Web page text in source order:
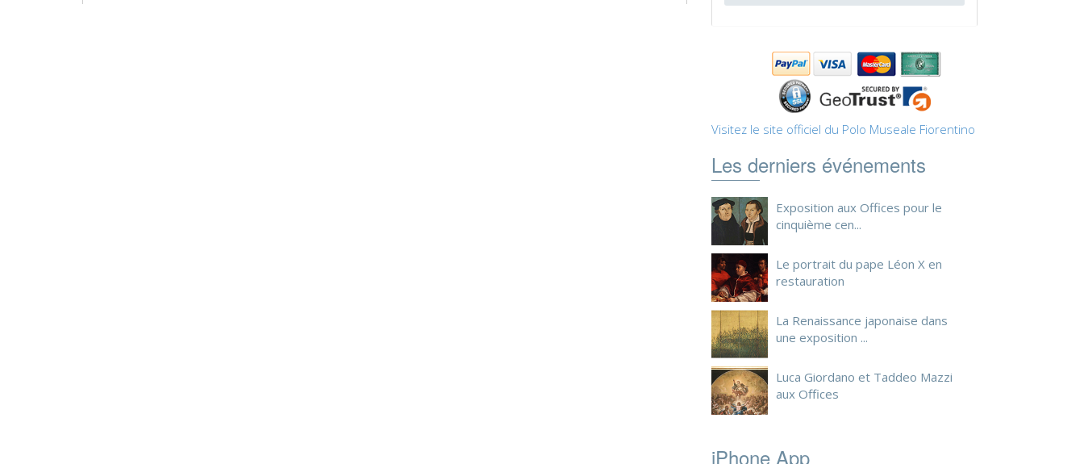
Visitez le site officiel du Polo Museale Fiorentino
Les derniers événements
Exposition aux Offices pour le
cinquième cen...
Le portrait du pape Léon X en
restauration
La Renaissance japonaise dans
une exposition ...
Luca Giordano et Taddeo Mazzi
aux Offices
iPhone App